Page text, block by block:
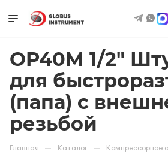
OP40M 1/2"
для
(папа) с
резьбой
Главная — Каталог — Компрессорное